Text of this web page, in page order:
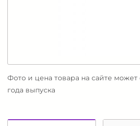
Фото и цена товара на сайте
года выпуска